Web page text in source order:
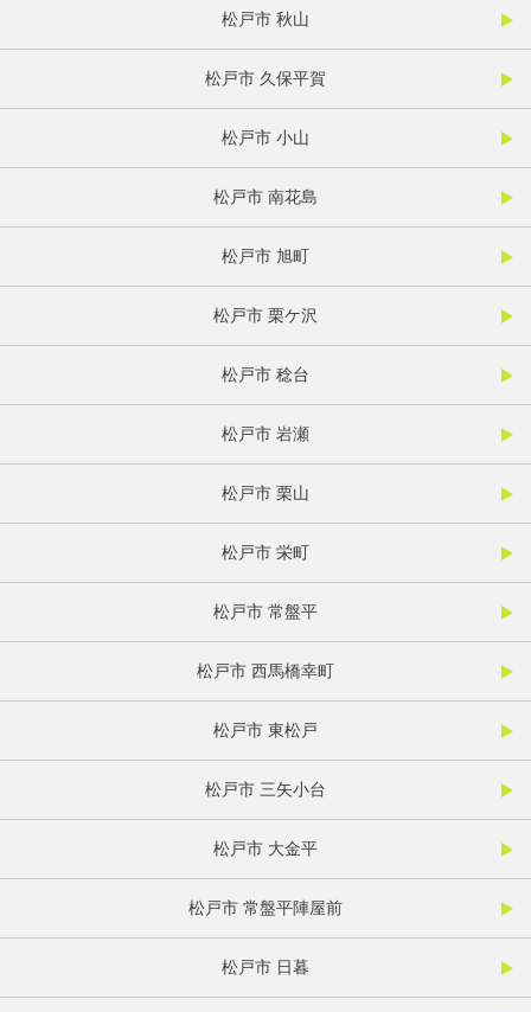
松戸市 秋山
松戸市 久保平賀
松戸市 小山
松戸市 南花島
松戸市 旭町
松戸市 栗ケ沢
松戸市 稔台
松戸市 岩瀬
松戸市 栗山
松戸市 栄町
松戸市 常盤平
松戸市 西馬橋幸町
松戸市 東松戸
松戸市 三矢小台
松戸市 大金平
松戸市 常盤平陣屋前
松戸市 日暮